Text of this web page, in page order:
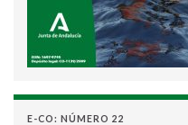
E-CO: NÚMERO 22